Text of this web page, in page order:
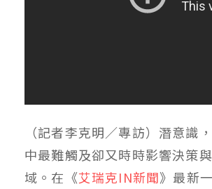
（記者李克明／專訪）潛意識
中最難觸及卻又時時影響決策
域。在《艾瑞克IN新聞》最新